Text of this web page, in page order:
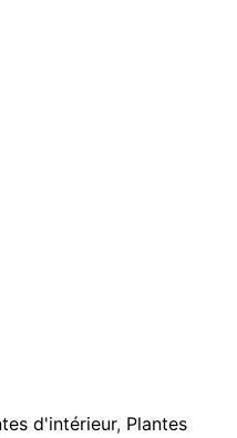
d'intérieur, Plantes